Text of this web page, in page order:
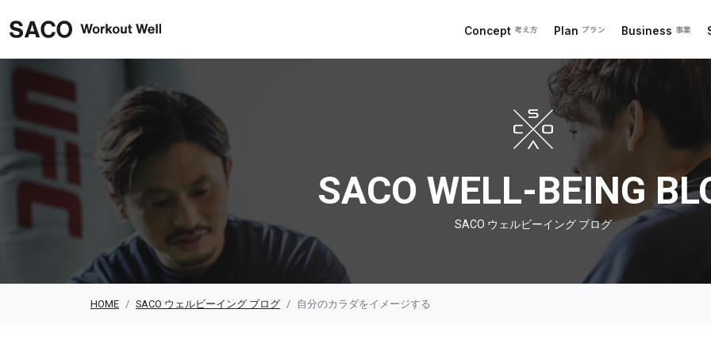
Concept 考え方 Plan プラン Business 事業
SACO ウェルビーイング ブログ
SACO WELL-BEING
SACO ウェルビーイング ブログ
HOME SACO ウェルビーイング ブログ 自分のカラダをイメージする